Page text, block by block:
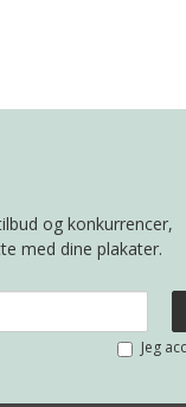
og konkurrencer,
med dine plakater.
Jeg